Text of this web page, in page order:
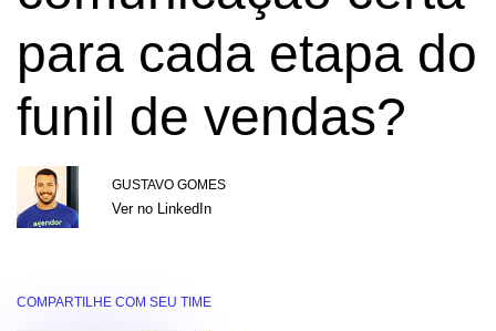
para cada etapa do
funil de vendas?
GUSTAVO GOMES
Ver no LinkedIn
COMPARTILHE COM SEU TIME